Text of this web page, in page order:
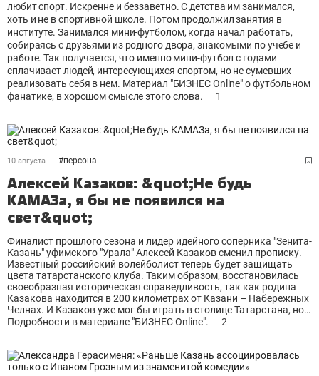
любит спорт. Искренне и беззаветно. С детства им занимался,
хоть и не в спортивной школе. Потом продолжил занятия в
институте. Занимался мини-футболом, когда начал работать,
собираясь с друзьями из родного двора, знакомыми по учебе и
работе. Так получается, что именно мини-футбол с годами
сплачивает людей, интересующихся спортом, но не сумевших
реализовать себя в нем. Материал "БИЗНЕС Online" о футбольном
фанатике, в хорошом смысле этого слова.
1
10 августа #персона
Алексей Казаков: &quot;Не будь
КАМАЗа, я бы не появился на
свет&quot;
Финалист прошлого сезона и лидер идейного соперника "Зенита-
Казань" уфимского "Урала" Алексей Казаков сменил прописку.
Известный российский волейболист теперь будет защищать
цвета татарстанского клуба. Таким образом, восстановилась
своеобразная историческая справедливость, так как родина
Казакова находится в 200 километрах от Казани – Набережных
Челнах. И Казаков уже мог бы играть в столице Татарстана, но…
Подробности в материале "БИЗНЕС Online".
2